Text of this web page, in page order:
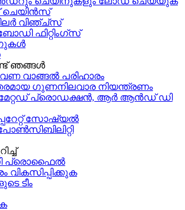
ചെയിൻസ്
വിഞ്ച്സ്
ഫിറ്റിംഗ്സ്
ഞങ്ങൾ
വാങ്ങൽ പരിഹാരം
ഗുണനിലവാര നിയന്ത്രണം
പ്രൊഡക്ഷൻ, ആർ ആൻഡ് ഡി
സോഷ്യൽ
പ്രൊഫൈൽ
വികസിപ്പിക്കുക
ടീം